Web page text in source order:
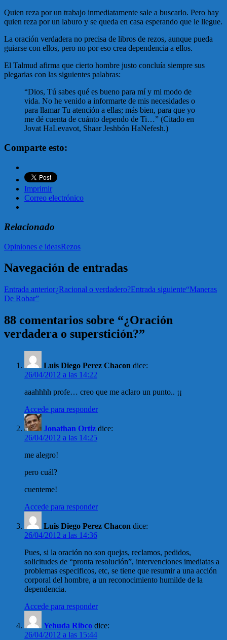
Quien reza por un trabajo inmediatamente sale a buscarlo. Pero hay
quien reza por un laburo y se queda en casa esperando que le llegue.
La oración verdadera no precisa de libros de rezos, aunque pueda
guiarse con ellos, pero no por eso crea dependencia a ellos.
El Talmud afirma que cierto hombre justo concluía siempre sus
plegarias con las siguientes palabras:
“Dios, Tú sabes qué es bueno para mí y mi modo de
vida. No he venido a informarte de mis necesidades o
para llamar Tu atención a ellas; más bien, para que yo
me dé cuenta de cuánto dependo de Ti…” (Citado en
Jovat HaLevavot, Shaar Jeshbón HaNefesh.)
Comparte esto:
Imprimir
Correo electrónico
Relacionado
Opiniones e ideasRezos
Navegación de entradas
Entrada anterior¿Racional o verdadero?Entrada siguiente“Maneras
De Robar”
88 comentarios sobre “¿Oración
verdadera o superstición?”
Luis Diego Perez Chacon dice:
26/04/2012 a las 14:22
aaahhhh profe… creo que me aclaro un punto.. ¡¡
Accede para responder
Jonathan Ortiz dice:
26/04/2012 a las 14:25
me alegro!
pero cuál?
cuenteme!
Accede para responder
Luis Diego Perez Chacon dice:
26/04/2012 a las 14:36
Pues, si la oración no son quejas, reclamos, pedidos,
solicitudes de “pronta resolución”, intervenciones imediatas a
problemas especificos, etc, se tiene que resumir a una acción
corporal del hombre, a un reconocimiento humilde de la
dependencia.
Accede para responder
Yehuda Ribco dice:
26/04/2012 a las 15:44